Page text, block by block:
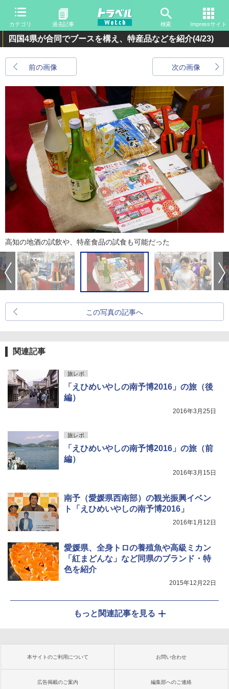
カテゴリ 過去記事 検索 Impressサイト
四国4県が合同でブースを構え、特産品などを紹介(4/23)
前の画像 次の画像
高知の地酒の試飲や、特産食品の試食も可能だった
この写真の記事へ
関連記事
旅レポ
「えひめいやしの南予博2016」の旅（後
編）
2016年3月25日
旅レポ
「えひめいやしの南予博2016」の旅（前
編）
2016年3月15日
南予（愛媛県西南部）の観光振興イベン
ト「えひめいやしの南予博2016」
2016年1月12日
愛媛県、全身トロの養殖魚や高級ミカン
「紅まどんな」など同県のブランド・特
色を紹介
2015年12月22日
もっと関連記事を見る
本サイトのご利用について お問い合わせ
広告掲載のご案内 編集部へのご連絡